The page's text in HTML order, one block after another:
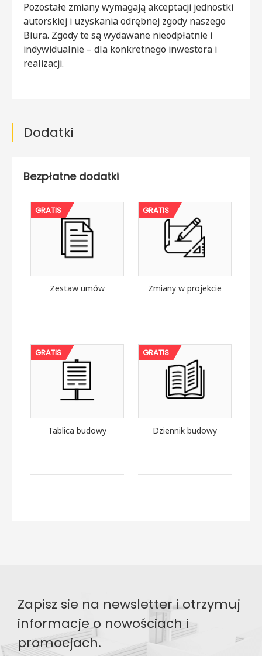
Pozostałe zmiany wymagają akceptacji jednostki
autorskiej i uzyskania odrębnej zgody naszego
Biura. Zgody te są wydawane nieodpłatnie i
indywidualnie – dla konkretnego inwestora i
realizacji.
Dodatki
Bezpłatne dodatki
GRATIS
Zestaw umów
GRATIS
Zmiany w projekcie
GRATIS
Tablica budowy
GRATIS
Dziennik budowy
Zapisz sie na newsletter i otrzymuj
informacje o nowościach i
promocjach.